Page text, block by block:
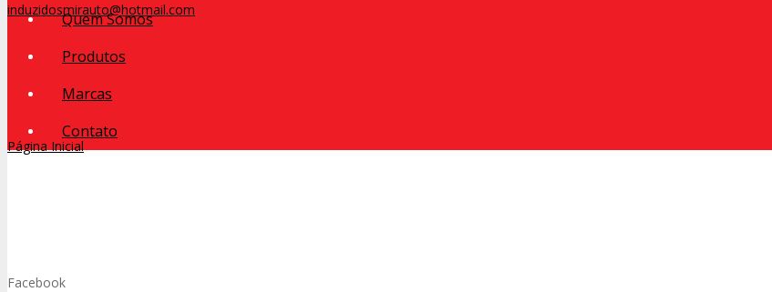
induzidosmirauto@hotmail.com
Página Inicial
Facebook
Quem Somos
Produtos
Marcas
Contato